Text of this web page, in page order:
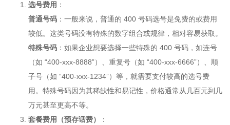
选号费用 ：
普通号码 ：一般来说，普通的 400 号码选号是免费的或费用
较低。这类号码没有特殊的数字组合或规律，相对容易获取。
特殊号码 ：如果企业想要选择一些特殊的 400 号码，如连号
（如 “400-xxx-8888”）、重复号（如 “400-xxx-6666”）、顺
子号（如 “400-xxx-1234”）等，就需要支付较高的选号费
用。特殊号码因为其稀缺性和易记性，价格通常从几百元到几
万元甚至更高不等。
套餐费用（预存话费）
：